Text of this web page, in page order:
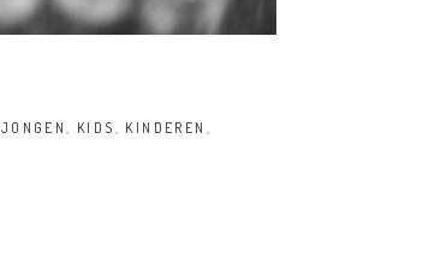
JONGEN KIDS KINDEREN